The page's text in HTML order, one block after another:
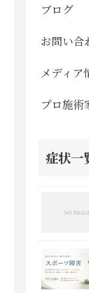
ブログ
お問い合
メディア
プロ施術
症状一